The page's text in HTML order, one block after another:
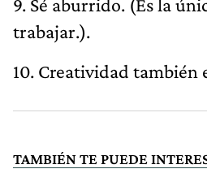
9. Sé aburrido. (Es la
trabajar.).
10. Creatividad también
TAMBIÉN TE PUEDE